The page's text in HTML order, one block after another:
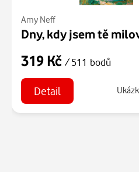
Amy Neff
Dny, kdy jsem tě
319 Kč / 511 bodů
Detail